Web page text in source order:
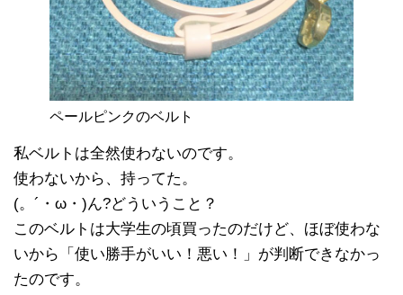
ペールピンクのベルト
私ベルトは全然使わないのです。
使わないから、持ってた。
(。´・ω・)ん?どういうこと？
このベルトは大学生の頃買ったのだけど、ほぼ使わな
いから「使い勝手がいい！悪い！」が判断できなかっ
たのです。